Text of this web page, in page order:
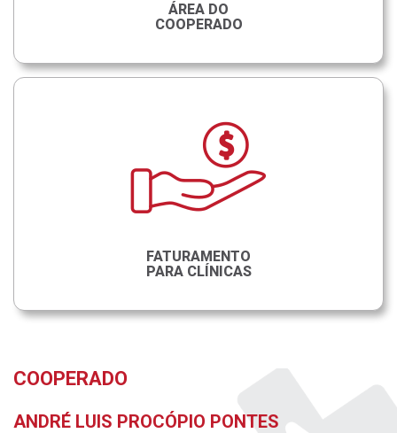
ÁREA DO
COOPERADO
FATURAMENTO
PARA CLÍNICAS
COOPERADO
ANDRÉ LUIS PROCÓPIO PONTES